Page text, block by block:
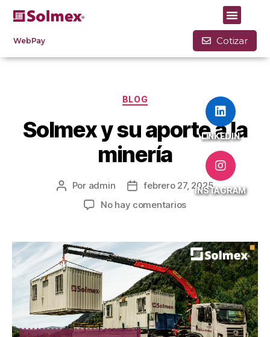
WebPay Cotizar
febrero 2025
BLOG
Solmex y su aporte a la
minería
Por admin
febrero 27, 2025
No hay comentarios
LINKEDIN
INSTAGRAM